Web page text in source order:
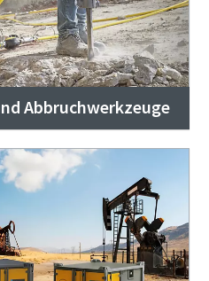
Abbruchwerkzeuge